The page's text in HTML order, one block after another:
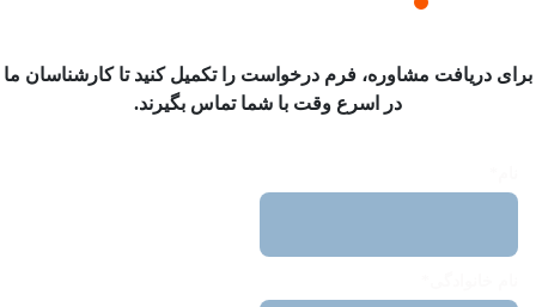
برای دریافت مشاوره، فرم درخواست را تکمیل کنید تا کارشناسان ما
در اسرع وقت با شما تماس بگیرند.